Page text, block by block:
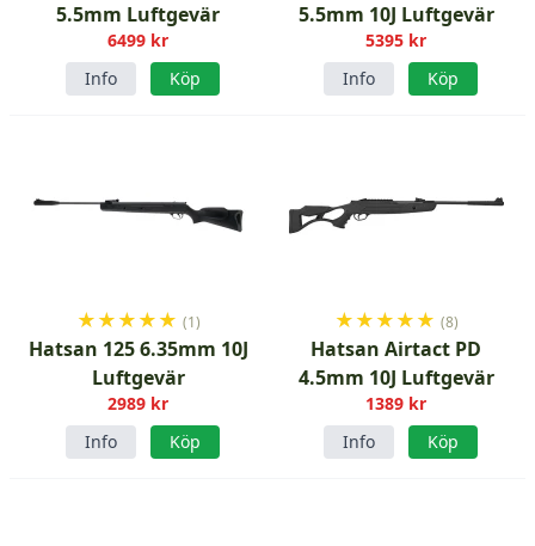
5.5mm Luftgevär
6499 kr
Info
Köp
5.5mm 10J Luftgevär
5395 kr
Info
Köp
★★★★★ (1)
Hatsan 125 6.35mm 10J
Luftgevär
2989 kr
Info
Köp
★★★★★ (8)
Hatsan Airtact PD
4.5mm 10J Luftgevär
1389 kr
Info
Köp